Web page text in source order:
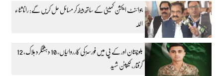
جوائنٹ ایکشن کمیٹی کے ساتھ بیٹھ کر مسائل حل کریں گے: رانا ثناء
اللہ
بلوچستان اور کے پی میں فورسز کی کارروائیاں، 10 دہشتگرد ہلاک، 12
گرفتار، کیپٹن شہید